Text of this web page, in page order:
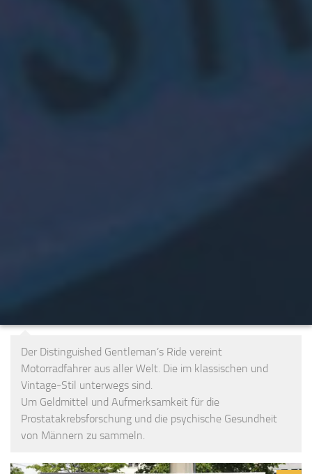
Der Distinguished Gentleman’s Ride vereint
Motorradfahrer aus aller Welt. Die im klassischen und
Vintage-Stil unterwegs sind.
Um Geldmittel und Aufmerksamkeit für die
Prostatakrebsforschung und die psychische Gesundheit
von Männern zu sammeln.